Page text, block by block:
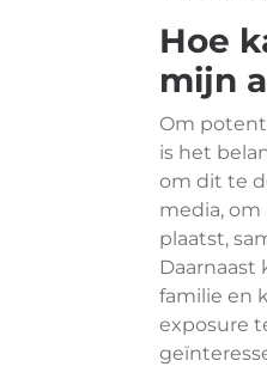
Hoe
mijn
Om
is het
om dit te
media,
plaatst,
familie en
exposure